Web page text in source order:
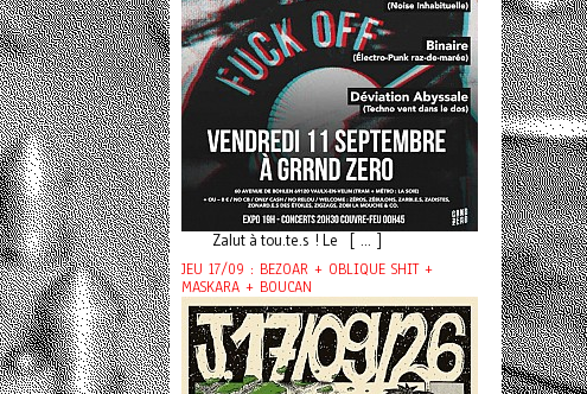
Zalut à tou.te.s ! Le [ ... ]
JEU 17/09 : BEZOAR + OBLIQUE SHIT +
MASKARA + BOUCAN